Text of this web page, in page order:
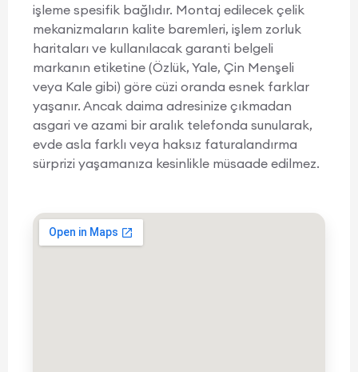
işleme spesifik bağlıdır. Montaj edilecek çelik
mekanizmaların kalite baremleri, işlem zorluk
haritaları ve kullanılacak garanti belgeli
markanın etiketine (Özlük, Yale, Çin Menşeli
veya Kale gibi) göre cüzi oranda esnek farklar
yaşanır. Ancak daima adresinize çıkmadan
asgari ve azami bir aralık telefonda sunularak,
evde asla farklı veya haksız faturalandırma
sürprizi yaşamanıza kesinlikle müsaade edilmez.